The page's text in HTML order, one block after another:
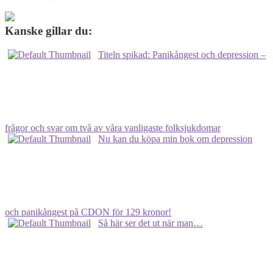
omslag,
releasedatum
pris!
Kanske gillar du:
Titeln spikad: Panikångest och depression –
frågor och svar om två av våra vanligaste folksjukdomar
Nu kan du köpa min bok om depression
och panikångest på CDON för 129 kronor!
Så här ser det ut när man…